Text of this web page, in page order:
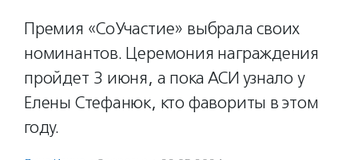
Премия «СоУчастие» выбрала своих
номинантов. Церемония награждения
пройдет 3 июня, а пока АСИ узнало у
Елены Стефанюк, кто фавориты в этом
году.